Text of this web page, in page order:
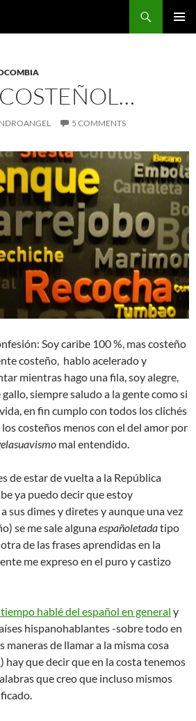
5 COMMENTS
Soy caribe 100 %, mas costeño
costeño, hablo acelerado y
mientras hago una fila, soy alegre,
siempre saludo a la gente como si
en fin cumplo con todos los clichés
costeños menos con el del amor por
mal entendido.
de estar de vuelta a la República
ya puedo decir que estoy
sus dimes y diretes y aunque una vez
se me sale algunaespañoletadatipo
de las frases aprendidas en la
me expreso en el puro y castizo
hablé del español en general y
hispanohablantes -sobre todo en
maneras de llamar a la misma cosa
) hay que decir que en la costa tenemos
que creo que incluso mismos